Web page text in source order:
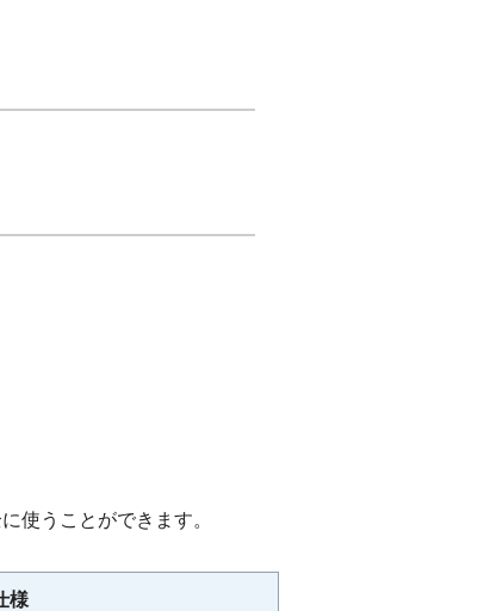
使うことができます。
様